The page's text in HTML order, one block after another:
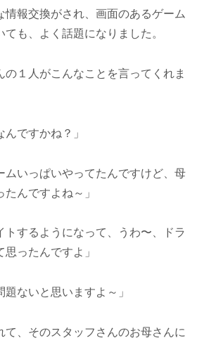
情報交換がされ、画面のあるゲーム
も、よく話題になりました。
の１人がこんなことを言ってくれま
んですかね？」
ムいっぱいやってたんですけど、母
んですよね～」
トするようになって、うわ〜、ドラ
ったんですよ」
題ないと思いますよ～」
て、そのスタッフさんのお母さんに